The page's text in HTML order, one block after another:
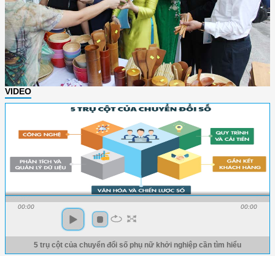
VIDEO
00:00 00:00
5 trụ cột của chuyển đổi số phụ nữ khởi nghiệp cần tìm hiểu